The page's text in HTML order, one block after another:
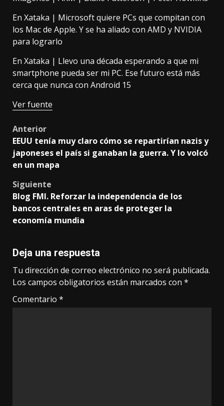
En Xataka | Microsoft quiere PCs que compitan con
los Mac de Apple. Y se ha aliado con AMD y NVIDIA
para lograrlo
En Xataka | Llevo una década esperando a que mi
smartphone pueda ser mi PC. Ese futuro está más
cerca que nunca con Android 15
Ver fuente
Post
navigation
Anterior
EEUU tenía muy claro cómo se repartirían nazis y
japoneses el país si ganaban la guerra. Y lo volcó
en un mapa
Siguiente
Blog FMI. Reforzar la independencia de los
bancos centrales en aras de proteger la
economía mundia
Deja una respuesta
Tu dirección de correo electrónico no será publicada.
Los campos obligatorios están marcados con *
Comentario *